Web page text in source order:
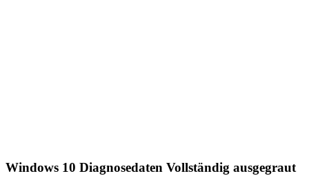
Windows 10 Diagnosedaten Vollständig ausgegraut